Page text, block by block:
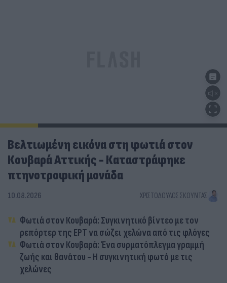
Βελτιωμένη εικόνα στη φωτιά στον
Κουβαρά Αττικής - Καταστράφηκε
πτηνοτροφική μονάδα
10.08.2026 ΧΡΙΣΤΌΔΟΥΛΟΣ ΣΚΟΎΝΤΑΣ
Φωτιά στον Κουβαρά: Συγκινητικό βίντεο με τον
ρεπόρτερ της ΕΡΤ να σώζει χελώνα από τις φλόγες
Φωτιά στον Κουβαρά: Ένα συρματόπλεγμα γραμμή
ζωής και θανάτου - Η συγκινητική φωτό με τις
χελώνες